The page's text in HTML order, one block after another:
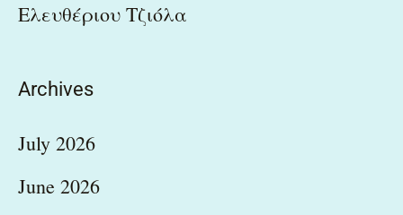
Ελευθέριου Τζιόλα
Archives
July 2026
June 2026